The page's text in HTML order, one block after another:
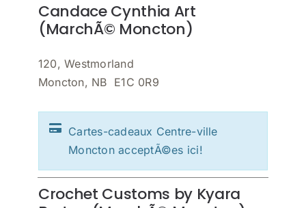
Candace Cynthia Art
(MarchÃ© Moncton)
120, Westmorland
Moncton, NB E1C 0R9
Cartes-cadeaux Centre-ville
Moncton acceptÃ©es ici!
Crochet Customs by Kyara